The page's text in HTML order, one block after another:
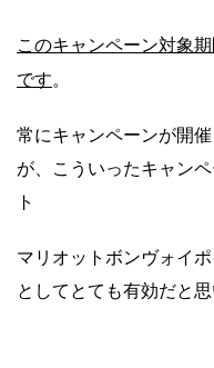
このキャンペーン対象
です。
常にキャンペーンが開
が、こういったキャン
ト
マリオットボンヴォイ
としてとても有効だと思